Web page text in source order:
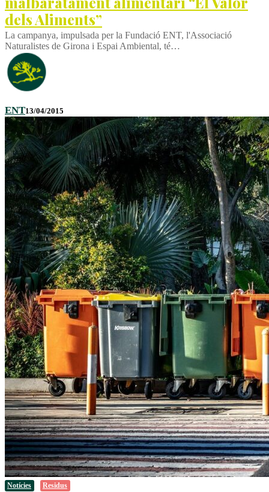
dels Aliments”
La campanya, impulsada per la Fundació ENT, l'Associació
Naturalistes de Girona i Espai Ambiental, té…
ENT13/04/2015
Notícies Residus